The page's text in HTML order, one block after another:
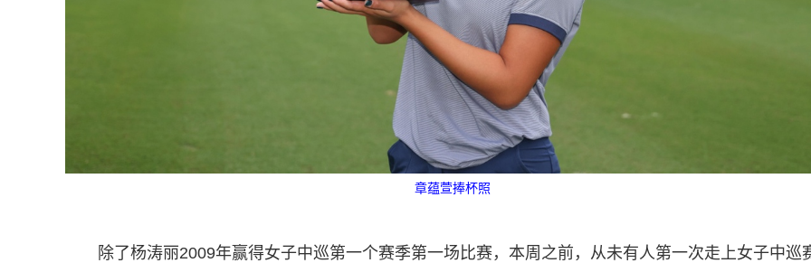
章蕴萱捧杯照
除了杨涛丽2009年赢得女子中巡第一个赛季第一场比赛，本周之前，从未有人第一次走上女子中巡